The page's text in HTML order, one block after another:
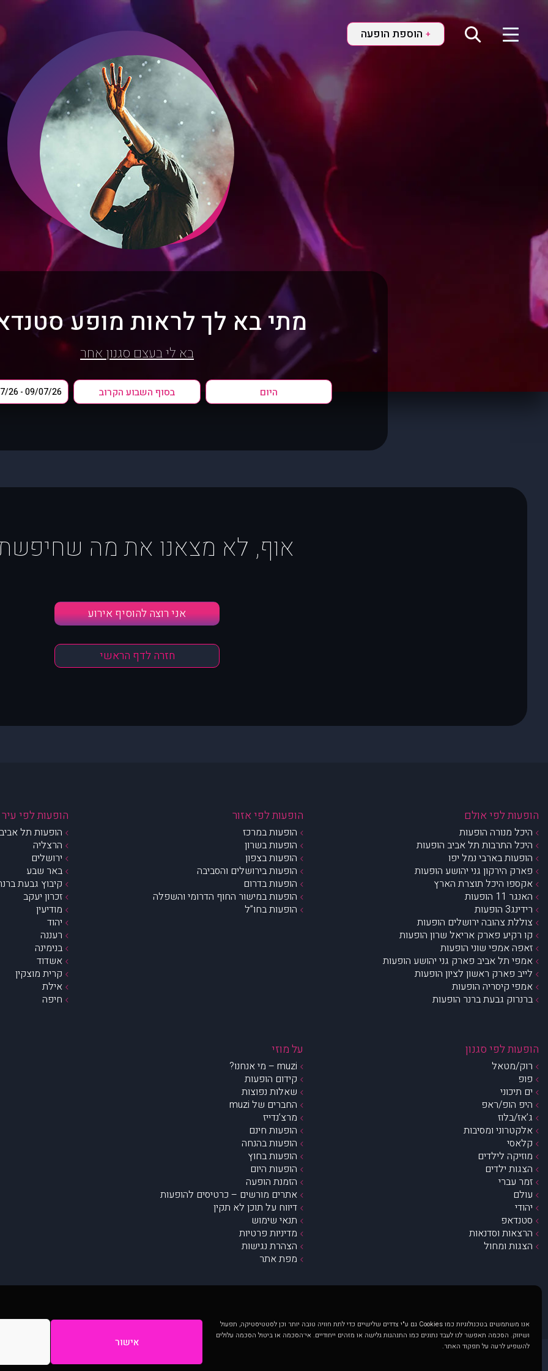
אנו משתמשים בטכנולוגיות כמו Cookies גם ע"י צדדים שלישיים כדי לתת חוויה טובה יותר וכן לסטטיסטיקה, תפעול
ושיווק. הסכמה תאפשר לנו לעבד נתונים כמו התנהגות גלישה או מזהים ייחודיים. אי־הסכמה או ביטול הסכמה עלולים
להשפיע לרעה על תפקוד האתר.
אישור
+ הוספת הופעה
מתי בא לך לראות מופע
בא לי בעצם סגנון אחר
היום בסוף השבוע הקרוב
אוף, לא מצאנו את מה
אני רוצה להוסיף אירוע
חזרה לדף הראשי
הופעות לפי אולם
היכל מנורה הופעות
היכל התרבות תל אביב הופעות
הופעות בארבי נמל יפו
פארק הירקון גני יהושע הופעות
אקספו היכל תוצרת הארץ
האנגר 11 הופעות
רידינג3 הופעות
צוללת צהובה ירושלים הופעות
קו רקיע פארק אריאל שרון הופעות
זאפה אמפי שוני הופעות
אמפי תל אביב פארק גני יהושע הופעות
לייב פארק ראשון לציון הופעות
אמפי קיסריה הופעות
ברנרוק גבעת ברנר הופעות
הופעות לפי אזור
הופעות במרכז
הופעות בשרון
הופעות בצפון
הופעות בירושלים והסביבה
הופעות בדרום
הופעות במישור החוף הדרומי והשפלה
הופעות בחו”ל
הופעות לפי עיר
הופעות תל
הרצליה
ירושלים
באר שבע
קיבוץ גבעת
זכרון יעקב
מודיעין
יהוד
רעננה
בנימינה
אשדוד
קרית מוצקין
אילת
חיפה
הופעות לפי סגנון
רוק/מטאל
פופ
ים תיכוני
היפ הופ/ראפ
ג’אז/בלוז
אלקטרוני ומסיבות
קלאסי
מוזיקה לילדים
הצגות ילדים
זמר עברי
עולם
יהודי
סטנדאפ
הרצאות וסדנאות
הצגות ומחול
על מוזי
muzi – מי אנחנו?
קידום הופעות
שאלות נפוצות
החברים של muzi
מרצ’נדייז
הופעות חינם
הופעות בהנחה
הופעות בחוץ
הופעות היום
הזמנת הופעה
אתרים מורשים – כרטיסים להופעות
דיווח על תוכן לא תקין
תנאי שימוש
מדיניות פרטיות
הצהרת נגישות
מפת אתר